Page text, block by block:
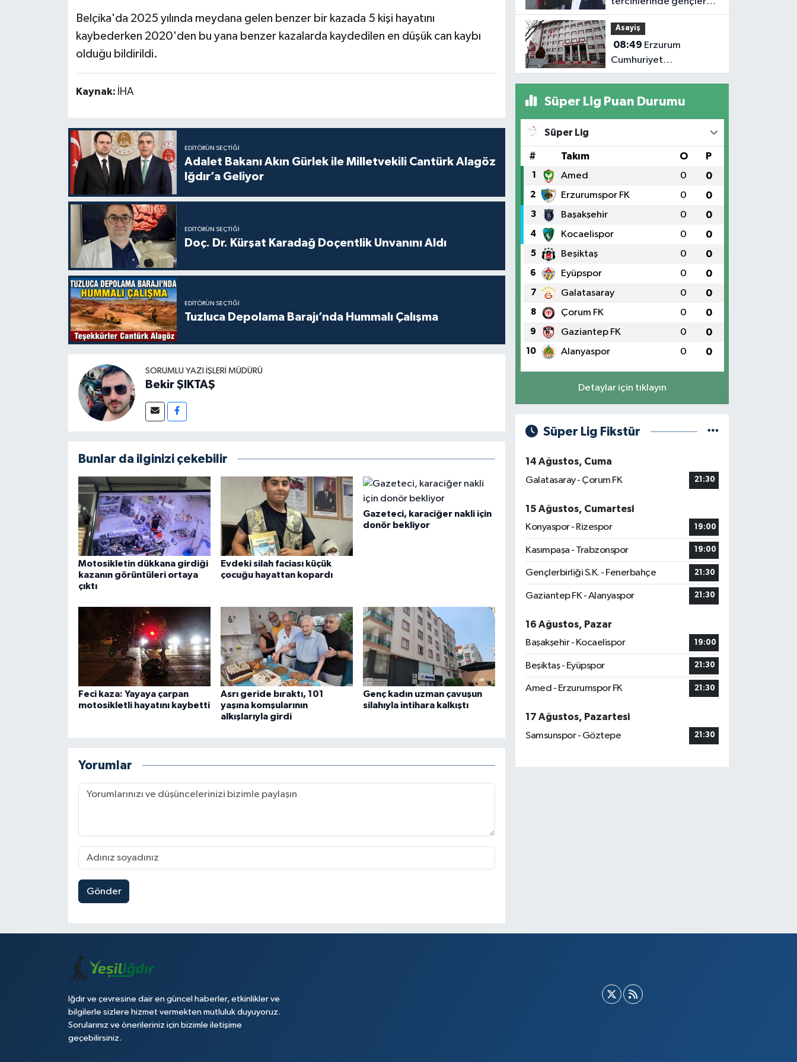
Belçika'da 2025 yılında meydana gelen benzer bir kazada 5 kişi hayatını
kaybederken 2020'den bu yana benzer kazalarda kaydedilen en düşük can kaybı
olduğu bildirildi.
Kaynak: İHA
EDITÖRÜN SEÇTIĞI
Adalet Bakanı Akın Gürlek ile Milletvekili Cantürk Alagöz
Iğdır’a Geliyor
EDITÖRÜN SEÇTIĞI
Doç. Dr. Kürşat Karadağ Doçentlik Unvanını Aldı
EDITÖRÜN SEÇTIĞI
Tuzluca Depolama Barajı’nda Hummalı Çalışma
SORUMLU YAZI İŞLERI MÜDÜRÜ
Bekir ŞIKTAŞ
Bunlar da ilginizi çekebilir
Motosikletin dükkana girdiği
kazanın görüntüleri ortaya
çıktı
Evdeki silah faciası küçük
çocuğu hayattan kopardı
Gazeteci, karaciğer nakli için
donör bekliyor
Feci kaza: Yayaya çarpan
motosikletli hayatını kaybetti
Asrı geride bıraktı, 101
yaşına komşularının
alkışlarıyla girdi
Genç kadın uzman çavuşun
silahıyla intihara kalkıştı
Yorumlar
Gönder
veriye dayalı rehberlik
sunuyor
Asayiş
08:49
Cumhuriyet
Başsavcılığı'ndan
Süper Lig Puan Durumu
Süper Lig
# Takım O P
1 Amed 0 0
2 Erzurumspor FK 0 0
3 Başakşehir 0 0
4 Kocaelispor 0 0
5 Beşiktaş 0 0
6 Eyüpspor 0 0
7 Galatasaray 0 0
8 Çorum FK 0 0
9 Gaziantep FK 0 0
10 Alanyaspor 0 0
Detaylar için tıklayın
Süper Lig Fikstür
14 Ağustos, Cuma
Galatasaray - Çorum FK
21:30
15 Ağustos, Cumartesi
Konyaspor - Rizespor
19:00
Kasımpaşa - Trabzonspor 19:00
Gençlerbirliği S.K. - Fenerbahçe 21:30
Gaziantep FK - Alanyaspor 21:30
16 Ağustos, Pazar
Başakşehir - Kocaelispor
19:00
Beşiktaş - Eyüpspor 21:30
Amed - Erzurumspor FK 21:30
17 Ağustos, Pazartesi
Samsunspor - Göztepe
21:30
Iğdır ve çevresine dair en güncel haberler, etkinlikler ve
bilgilerle sizlere hizmet vermekten mutluluk duyuyoruz.
Sorularınız ve önerileriniz için bizimle iletişime
geçebilirsiniz.